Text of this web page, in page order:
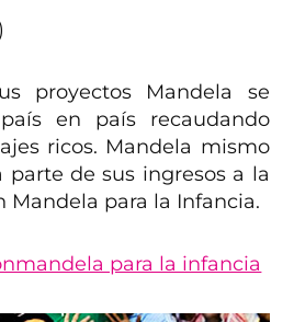
proyectos Mandela se
en país recaudando
ricos. Mandela mismo
parte de sus ingresos a la
Mandela para la Infancia.